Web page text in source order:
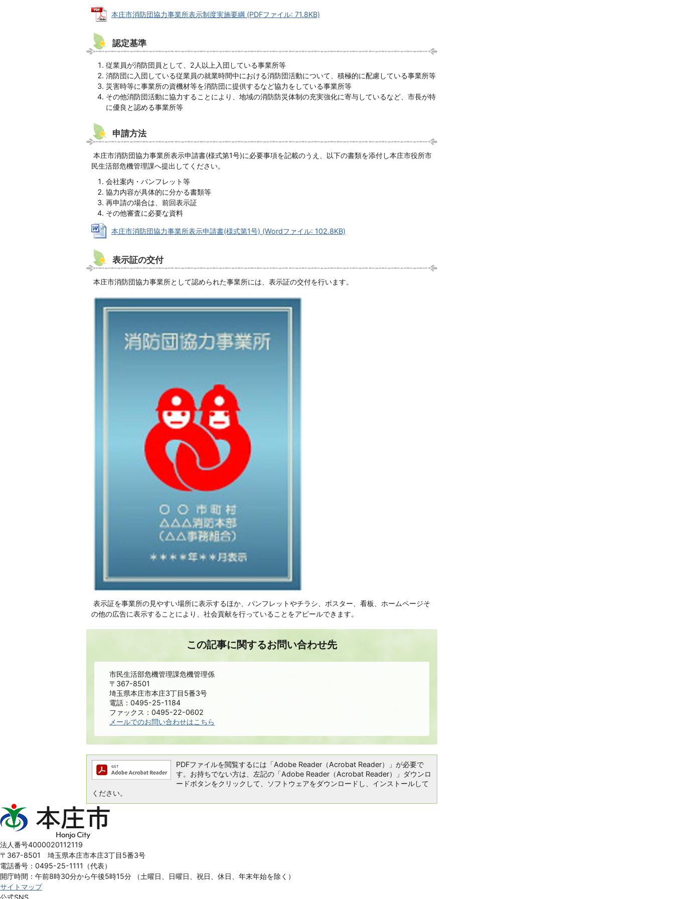
本庄市消防団協力事業所表示制度実施要綱 (PDFファイル: 71.8KB)
認定基準
従業員が消防団員として、2人以上入団している事業所等
消防団に入団している従業員の就業時間中における消防団活動について、積極的に配慮している事業所等
災害時等に事業所の資機材等を消防団に提供するなど協力をしている事業所等
その他消防団活動に協力することにより、地域の消防防災体制の充実強化に寄与しているなど、市長が特
に優良と認める事業所等
申請方法
本庄市消防団協力事業所表示申請書(様式第1号)に必要事項を記載のうえ、以下の書類を添付し本庄市役所市
民生活部危機管理課へ提出してください。
会社案内・パンフレット等
協力内容が具体的に分かる書類等
再申請の場合は、前回表示証
その他審査に必要な資料
本庄市消防団協力事業所表示申請書(様式第1号) (Wordファイル: 102.8KB)
表示証の交付
本庄市消防団協力事業所として認められた事業所には、表示証の交付を行います。
表示証を事業所の見やすい場所に表示するほか、パンフレットやチラシ、ポスター、看板、ホームページそ
の他の広告に表示することにより、社会貢献を行っていることをアピールできます。
この記事に関するお問い合わせ先
市民生活部危機管理課危機管理係
〒367-8501
埼玉県本庄市本庄3丁目5番3号
電話：0495-25-1184
ファックス：0495-22-0602
メールでのお問い合わせはこちら
PDFファイルを閲覧するには「Adobe Reader（Acrobat Reader）」が必要で
す。お持ちでない方は、左記の「Adobe Reader（Acrobat Reader）」ダウンロ
ードボタンをクリックして、ソフトウェアをダウンロードし、インストールして
ください。
本
庄
Honjo
City
法人番号4000020112119
〒367-8501 埼玉県本庄市本庄3丁目5番3号
電話番号：0495-25-1111（代表）
開庁時間：午前8時30分から午後5時15分
（土曜日、日曜日、祝日、休日、年末年始を除く）
サイトマップ
公式SNS